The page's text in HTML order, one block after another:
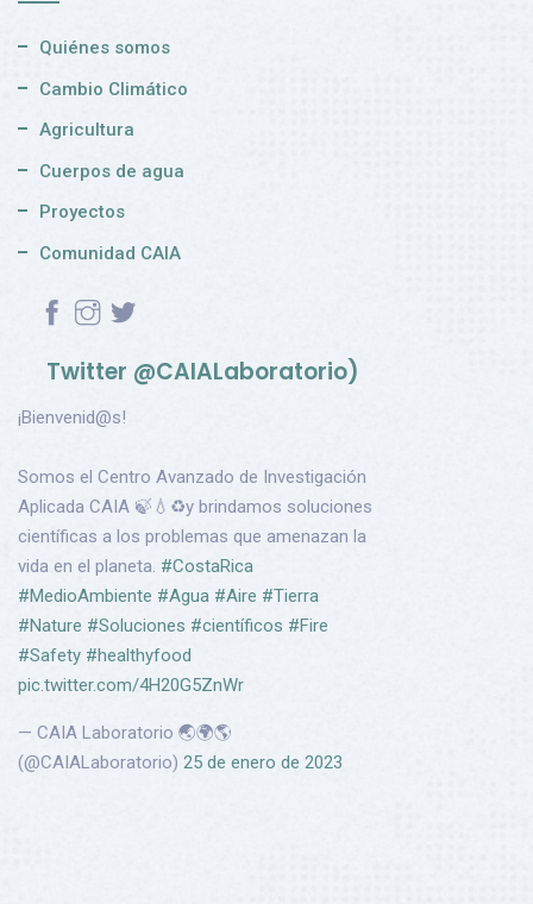
Quiénes somos
Cambio Climático
Agricultura
Cuerpos de agua
Proyectos
Comunidad CAIA
Twitter @CAIALaboratorio)
¡Bienvenid@s!
Somos el Centro Avanzado de Investigación
Aplicada CAIA 🍃💧♻️y brindamos soluciones
científicas a los problemas que amenazan la
vida en el planeta. #CostaRica
#MedioAmbiente #Agua #Aire #Tierra
#Nature #Soluciones #científicos #Fire
#Safety #healthyfood
pic.twitter.com/4H20G5ZnWr
— CAIA Laboratorio 🌏🌍🌎
(@CAIALaboratorio) 25 de enero de 2023